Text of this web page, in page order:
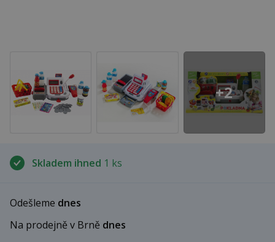
Skladem ihned 1 ks
Odešleme dnes
Na prodejně v Brně dnes
+2